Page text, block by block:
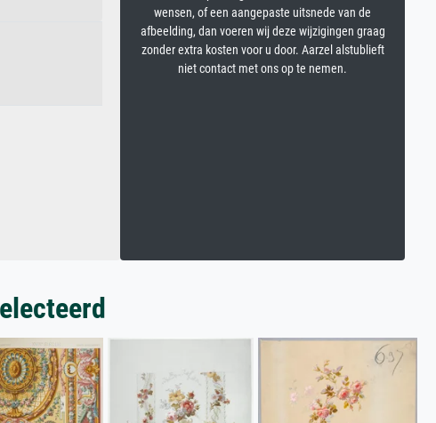
wensen, of een aangepaste uitsnede van de
afbeelding, dan voeren wij deze wijzigingen graag
zonder extra kosten voor u door. Aarzel alstublieft
niet contact met ons op te nemen.